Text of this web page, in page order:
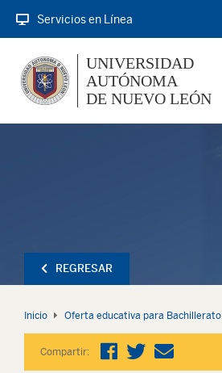
Servicios en Línea
UNIVERSIDAD
AUTÓNOMA
DE NUEVO LEÓN
REGRESAR
Inicio Oferta educativa para Bachillerato
Compartir: